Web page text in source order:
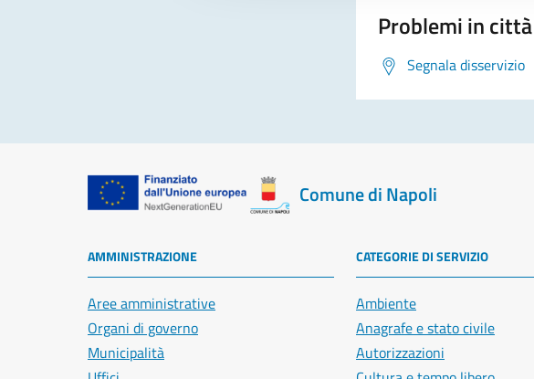
Problemi in città
Segnala disservizio
Comune di Napoli
AMMINISTRAZIONE
Aree amministrative
Organi di governo
Municipalità
CATEGORIE DI SERVIZIO
Ambiente
Anagrafe e stato civile
Autorizzazioni